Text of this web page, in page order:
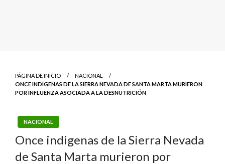
PÁGINA DE INICIO
NACIONAL
ONCE INDIGENAS DE LA SIERRA NEVADA DE SANTA MARTA MURIERON
POR INFLUENZA ASOCIADA A LA DESNUTRICIÓN
NACIONAL
Once indigenas de la Sierra Nevada
de Santa Marta murieron por